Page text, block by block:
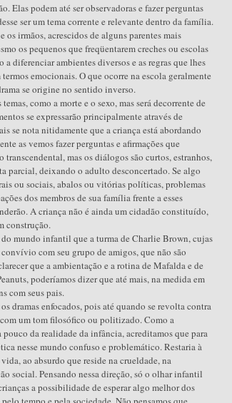
Elas podem até ser observadoras e fazer perguntas
ser um tema corrente e relevante dentro da família.
os irmãos, acrescidos de alguns parentes mais
os pequenos que freqüentarem creches ou escolas
a diferenciar ambientes diversos e as regras que lhes
emocionais. O que ocorre na escola geralmente
se origine no sentido inverso.
como a morte e o sexo, mas será decorrente de
se expressarão principalmente através de
se nota nitidamente que a criança está abordando
as vemos fazer perguntas e afirmações que
mas os diálogos são curtos, estranhos,
parcial, deixando o adulto desconcertado. Se algo
ou sociais, abalos ou vitórias políticas, problemas
dos membros de sua família frente a esses
A criança não é ainda um cidadão constituído,
construção.
mundo infantil que a turma de Charlie Brown, cujas
com seu grupo de amigos, que não são
que a ambientação e a rotina de Mafalda e de
poderíamos dizer que até mais, na medida em
com seus pais.
dramas enfocados, pois até quando se revolta contra
um tom filosófico ou politizado. Como a
da realidade da infância, acreditamos que para
nesse mundo confuso e problemático. Restaria à
ao absurdo que reside na crueldade, na
social. Pensando nessa direção, só o olhar infantil
a possibilidade de esperar algo melhor dos